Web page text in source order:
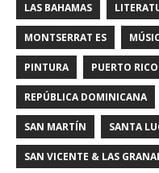
LAS BAHAMAS
MONTSERRAT ES
PINTURA PUERTO RICO
REPÚBLICA DOMINICANA
SAN MARTÍN SANTA
SAN VICENTE & LAS